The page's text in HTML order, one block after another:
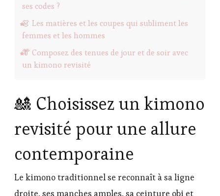
ses codes ?
👗 Les matières et les coupes qui subliment les
femmes et les hommes
👘 Composez des tenues de jour et de soir avec
un kimono revisité
🎎 Choisissez un kimono
revisité pour une allure
contemporaine
Le kimono traditionnel se reconnaît à sa ligne
droite, ses manches amples, sa ceinture obi et